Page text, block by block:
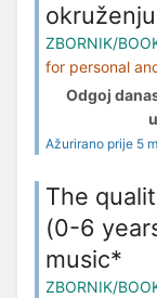
ZBORNIK/
for personal
Odgoj
Ažurirano prije 5
The
(0-6
music*
ZBORNIK/